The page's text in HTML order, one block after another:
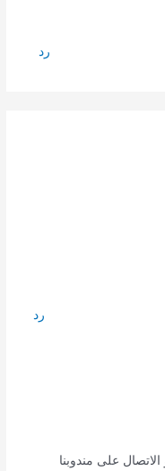
رد
رد
على مندوبنا